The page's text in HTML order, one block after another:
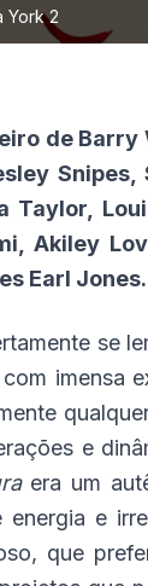
York 2
de Barry
Taylor,
Akiley
Earl Jones.
se
imensa
e
era um
e
que